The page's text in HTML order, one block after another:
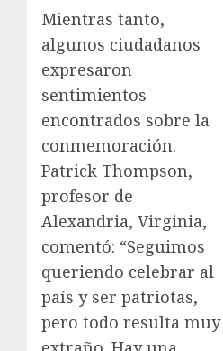
Mientras tanto,
algunos ciudadanos
expresaron
sentimientos
encontrados sobre la
conmemoración.
Patrick Thompson,
profesor de
Alexandria, Virginia,
comentó: “Seguimos
queriendo celebrar al
país y ser patriotas,
pero todo resulta muy